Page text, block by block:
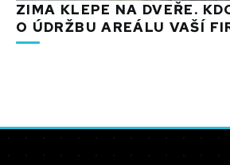
ZIMA KLEPE NA DVEŘE.
O ÚDRŽBU AREÁLU VAŠÍ